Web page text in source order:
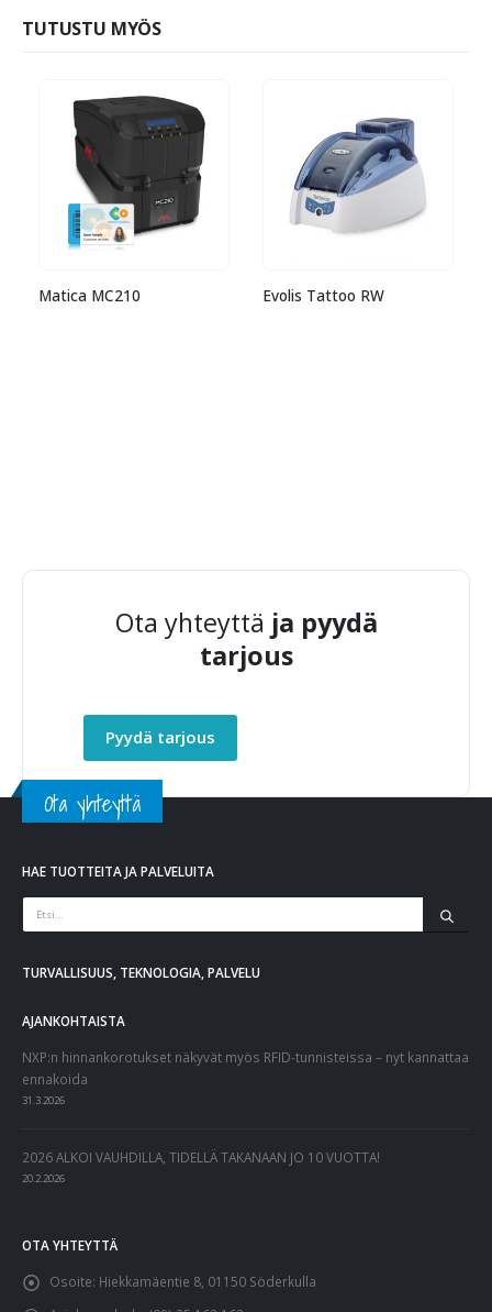
TUTUSTU MYÖS
Matica MC210 Evolis Tattoo RW
Ota yhteyttä ja pyydä
tarjous
Pyydä tarjous
Ota yhteyttä
HAE TUOTTEITA JA PALVELUITA
TURVALLISUUS, TEKNOLOGIA, PALVELU
AJANKOHTAISTA
NXP:n hinnankorotukset näkyvät myös RFID-tunnisteissa – nyt kannattaa
ennakoida
31.3.2026
2026 ALKOI VAUHDILLA, TIDELLÄ TAKANAAN JO 10 VUOTTA!
20.2.2026
OTA YHTEYTTÄ
Osoite: Hiekkamäentie 8, 01150 Söderkulla